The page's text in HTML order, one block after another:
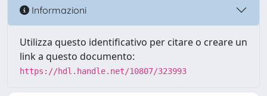
Informazioni
Utilizza questo identificativo per citare o creare un
link a questo documento:
https://hdl.handle.net/10807/323993